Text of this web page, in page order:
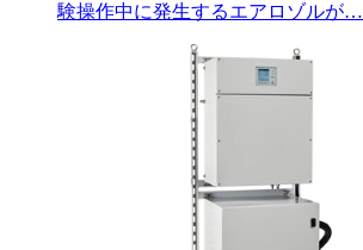
験操作中に発生するエアロゾルが…